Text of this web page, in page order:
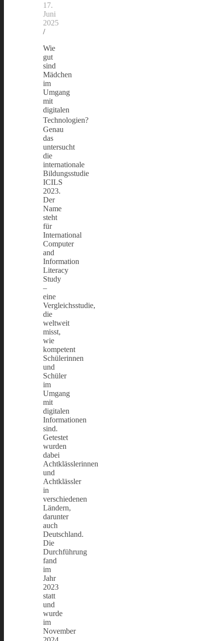
17.
Juni
2025
/
Wie
gut
sind
Mädchen
im
Umgang
mit
digitalen
Technologien?
Genau
das
untersucht
die
internationale
Bildungsstudie
ICILS
2023.
Der
Name
steht
für
International
Computer
and
Information
Literacy
Study
–
eine
Vergleichsstudie,
die
weltweit
misst,
wie
kompetent
Schülerinnen
und
Schüler
im
Umgang
mit
digitalen
Informationen
sind.
Getestet
wurden
dabei
Achtklässlerinnen
und
Achtklässler
in
verschiedenen
Ländern,
darunter
auch
Deutschland.
Die
Durchführung
fand
im
Jahr
2023
statt
und
wurde
im
November